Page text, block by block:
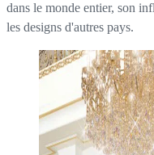
dans le monde entier, son
les designs d'autres pays.